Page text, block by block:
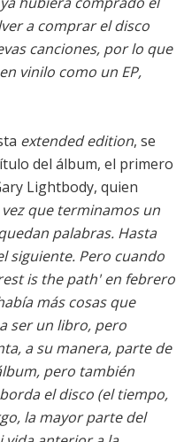
a comprar el disco
canciones, por lo que
vinilo como un EP,
extended edition, se
del álbum, el primero
Lightbody, quien
que terminamos un
palabras. Hasta
siguiente. Pero cuando
is the path' en febrero
más cosas que
ser un libro, pero
a su manera, parte de
pero también
el disco (el tiempo,
la mayor parte del